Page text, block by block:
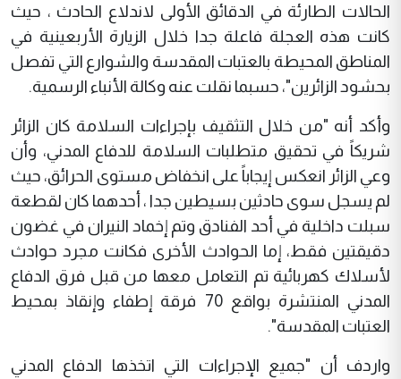
الحالات الطارئة في الدقائق الأولى لاندلاع الحادث ، حيث
كانت هذه العجلة فاعلة جدا خلال الزيارة الأربعينية في
المناطق المحيطة بالعتبات المقدسة والشوارع التي تفصل
بحشود الزائرين"، حسبما نقلت عنه وكالة الأنباء الرسمية.
وأكد أنه "من خلال التثقيف بإجراءات السلامة كان الزائر
شريكاً في تحقيق متطلبات السلامة للدفاع المدني، وأن
وعي الزائر انعكس إيجاباً على انخفاض مستوى الحرائق، حيث
لم يسجل سوى حادثين بسيطين جدا ، أحدهما كان لقطعة
سبلت داخلية في أحد الفنادق وتم إخماد النيران في غضون
دقيقتين فقط، إما الحوادث الأخرى فكانت مجرد حوادث
لأسلاك كهربائية تم التعامل معها من قبل فرق الدفاع
المدني المنتشرة بواقع 70 فرقة إطفاء وإنقاذ بمحيط
العتبات المقدسة".
واردف أن "جميع الإجراءات التي اتخذها الدفاع المدني